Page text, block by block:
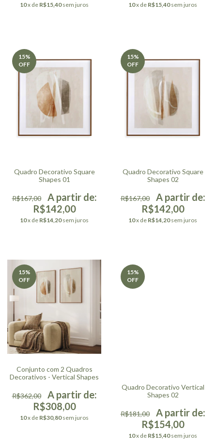
10x de R$15,40 sem juros 10x de R$15,40 sem juros
15%
OFF
Quadro Decorativo Square
Shapes 01
R$167,00
R$142,00
10x de R$14,20 sem juros
15%
OFF
Quadro Decorativo Square
Shapes 02
R$167,00
R$142,00
10x de R$14,20 sem juros
15%
OFF
Conjunto com 2 Quadros
Decorativos - Vertical Shapes
R$362,00
R$308,00
10x de R$30,80 sem juros
15%
OFF
Quadro Decorativo Vertical
Shapes 02
R$181,00
R$154,00
10x de R$15,40 sem juros